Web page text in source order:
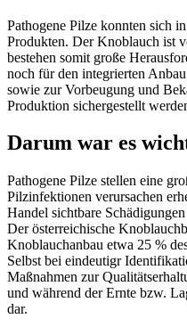
Pathogene Pilze konnten sich
Produkten. Der Knoblauch ist
bestehen somit große
noch für den integrierten
sowie zur Vorbeugung und
Produktion sichergestellt
Darum war es
Pathogene Pilze stellen eine
Pilzinfektionen verursachen
Handel sichtbare
Der österreichische
Knoblauchanbau etwa 25 %
Selbst bei eindeutigr
Maßnahmen zur
und während der Ernte bzw.
dar.